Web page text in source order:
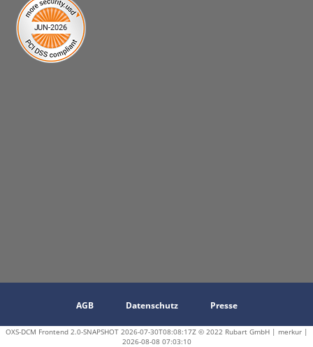
AGB Datenschutz Presse
OXS-DCM Frontend 2.0-SNAPSHOT 2026-07-30T08:08:17Z © 2022 Rubart GmbH | merkur |
2026-08-08 07:03:10